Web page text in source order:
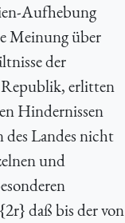
Aufhebung
Meinung über
der
Republik, erlitten
Hindernissen
des Landes nicht
und
daß bis der von